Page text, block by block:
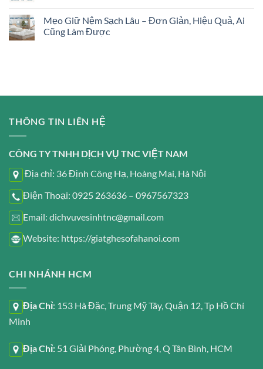
Mẹo Giữ Nệm Sạch Lâu – Đơn Giản, Hiệu Quả, Ai
Cũng Làm Được
THÔNG TIN LIÊN HỆ
CÔNG TY TNHH DỊCH VỤ TNC VIỆT NAM
Địa chỉ: 36 Định Công Hạ, Hoàng Mai, Hà Nội
Điện Thoại: 0925 263636 – 0967567323
Email: dichvuvesinhtnc@gmail.com
Website: https://giatghesofahanoi.com
CHI NHÁNH HCM
Địa Chỉ: 153 Hà Đặc, Trung Mỹ Tây, Quận 12, Tp Hồ Chí
Minh
Địa Chỉ: 51 Giải Phóng, Phường 4, Q Tân Bình, HCM